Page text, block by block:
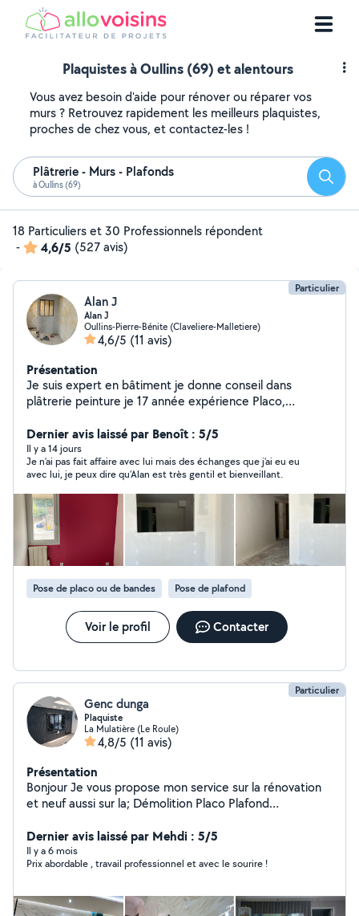
Plaquistes à Oullins (69) et alentours
Vous avez besoin d'aide pour rénover ou réparer vos
murs ? Retrouvez rapidement les meilleurs plaquistes,
proches de chez vous, et contactez-les !
Plâtrerie - Murs - Plafonds
à Oullins (69)
18 Particuliers et 30 Professionnels répondent
-
4,6/5 (527 avis)
Particulier
Alan J
Alan J
Oullins-Pierre-Bénite (Claveliere-Malletiere)
4,6/5 (11 avis)
Présentation
Je suis expert en bâtiment je donne conseil dans
plâtrerie peinture je 17 année expérience Placo,
papier peintre plafond démontable démolition plafond
placo décoration ratissage (enduit en mur)ponçage
isolation devis sur place gratuitement.
Dernier avis laissé par Benoît : 5/5
Il y a 14 jours
Je n’ai pas fait affaire avec lui mais des échanges que j’ai eu eu
avec lui, je peux dire qu’Alan est très gentil et bienveillant.
Pose de placo ou de bandes Pose de plafond
Voir le profil Contacter
Particulier
Genc dunga
Plaquiste
La Mulatière (Le Roule)
4,8/5 (11 avis)
Présentation
Bonjour Je vous propose mon service sur la rénovation
et neuf aussi sur la; Démolition Placo Plafond
Dernier avis laissé par Mehdi : 5/5
Il y a 6 mois
Prix abordable , travail professionnel et avec le sourire !